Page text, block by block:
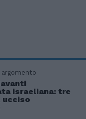
israeliana: tre
ucciso